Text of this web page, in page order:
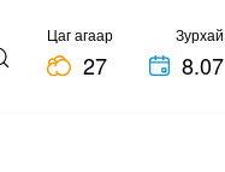
Цаг агаар
27
Зурхай
8.07